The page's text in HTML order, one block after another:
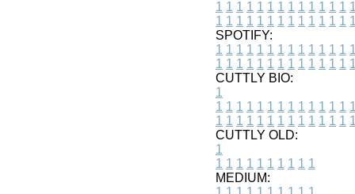
1 1 1 1 1 1 1 1 1 1 1 1 1 1
1 1 1 1 1 1 1 1 1 1 1 1 1 1
SPOTIFY:
1 1 1 1 1 1 1 1 1 1 1 1 1 1
1 1 1 1 1 1 1 1 1 1 1 1 1 1
CUTTLY BIO:
1
1 1 1 1 1 1 1 1 1 1 1 1 1 1
1 1 1 1 1 1 1 1 1 1 1 1 1 1
CUTTLY OLD:
1
1 1 1 1 1 1 1 1 1 1
MEDIUM: